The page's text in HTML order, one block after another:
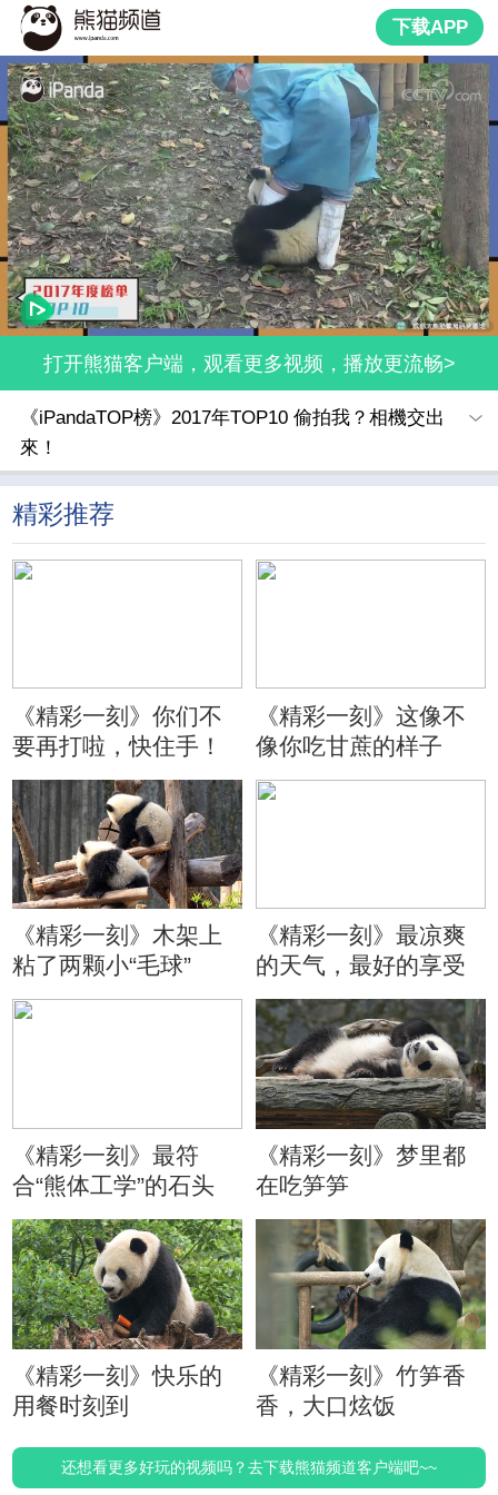
下载APP
打开熊猫客户端，观看更多视频，播放更流畅>
《iPandaTOP榜》2017年TOP10 偷拍我？相機交出
來！
精彩推荐
《精彩一刻》你们不
要再打啦，快住手！
《精彩一刻》这像不
像你吃甘蔗的样子
《精彩一刻》木架上
粘了两颗小“毛球”
《精彩一刻》最凉爽
的天气，最好的享受
《精彩一刻》最符
合“熊体工学”的石头
《精彩一刻》梦里都
在吃笋笋
《精彩一刻》快乐的
用餐时刻到
《精彩一刻》竹笋香
香，大口炫饭
还想看更多好玩的视频吗？去下载熊猫频道客户端吧~~